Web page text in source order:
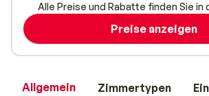
Allgemein Zimmertypen
Alle Preise und Rabatte finden Sie in
Preise anzeigen